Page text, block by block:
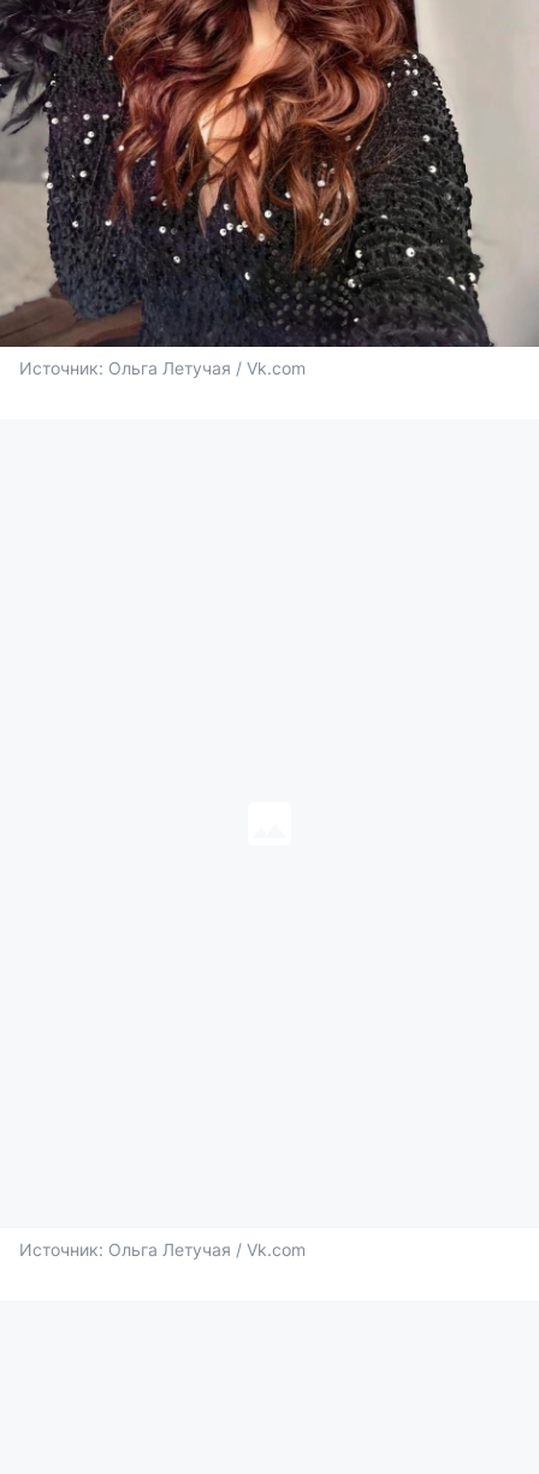
Источник: Ольга Летучая / Vk.com
Источник: Ольга Летучая / Vk.com